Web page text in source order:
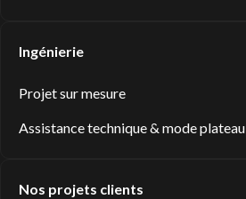
Ingénierie
Projet sur mesure
Assistance technique & mode plateau
Nos projets clients